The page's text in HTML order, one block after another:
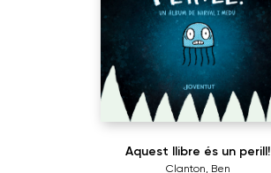
Aquest llibre és un perill!
Clanton, Ben